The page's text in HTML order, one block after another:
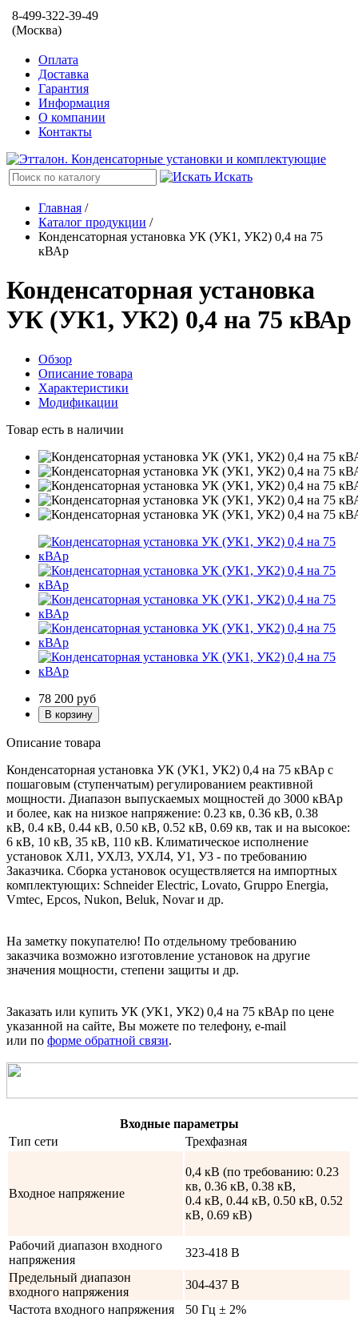
8-499-322-39-49
(Москва)
Оплата
Доставка
Гарантия
Информация
О компании
Контакты
Искать
Главная /
Каталог продукции /
Конденсаторная установка УК (УК1, УК2) 0,4 на 75
кВАр
Конденсаторная установка
УК (УК1, УК2) 0,4 на 75 кВАр
Обзор
Описание товара
Характеристики
Модификации
Товар есть в наличии
78 200 руб
Описание товара
Конденсаторная установка УК (УК1, УК2) 0,4 на 75 кВАр с
пошаговым (ступенчатым) регулированием реактивной
мощности. Диапазон выпускаемых мощностей до 3000 кВАр
и более, как на низкое напряжение: 0.23 кв, 0.36 кВ, 0.38
кВ, 0.4 кВ, 0.44 кВ, 0.50 кВ, 0.52 кВ, 0.69 кв, так и на высокое:
6 кВ, 10 кВ, 35 кВ, 110 кВ. Климатическое исполнение
установок ХЛ1, УХЛ3, УХЛ4, У1, У3 - по требованию
Заказчика. Сборка установок осуществляется на импортных
комплектующих: Schneider Electric, Lovato, Gruppo Energia,
Vmtec, Epcos, Nukon, Beluk, Novar и др.
На заметку покупателю! По отдельному требованию
заказчика возможно изготовление установок на другие
значения мощности, степени защиты и др.
Заказать или купить УК (УК1, УК2) 0,4 на 75 кВАр по цене
указанной на сайте, Вы можете по телефону, e-mail
или по форме обратной связи.
Входные параметры
Тип сети
Трехфазная
Входное напряжение
0,4 кВ (по требованию: 0.23
кв, 0.36 кВ, 0.38 кВ,
0.4 кВ, 0.44 кВ, 0.50 кВ, 0.52
кВ, 0.69 кВ)
Рабочий диапазон входного
напряжения
323-418 В
Предельный диапазон
входного напряжения
304-437 В
Частота входного напряжения
50 Гц ± 2%